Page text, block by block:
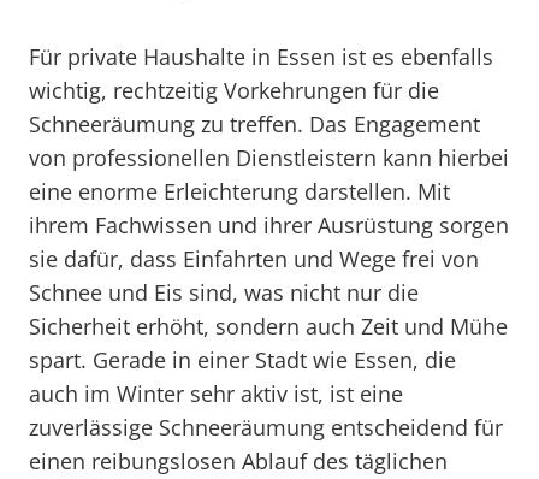
Für private Haushalte in Essen ist es ebenfalls
wichtig, rechtzeitig Vorkehrungen für die
Schneeräumung zu treffen. Das Engagement
von professionellen Dienstleistern kann hierbei
eine enorme Erleichterung darstellen. Mit
ihrem Fachwissen und ihrer Ausrüstung sorgen
sie dafür, dass Einfahrten und Wege frei von
Schnee und Eis sind, was nicht nur die
Sicherheit erhöht, sondern auch Zeit und Mühe
spart. Gerade in einer Stadt wie Essen, die
auch im Winter sehr aktiv ist, ist eine
zuverlässige Schneeräumung entscheidend für
einen reibungslosen Ablauf des täglichen